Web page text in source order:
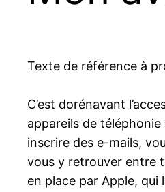
Texte de référence à
C’est dorénavant
appareils de
inscrire des e-mails,
vous y retrouver entre
en place par Apple, qui